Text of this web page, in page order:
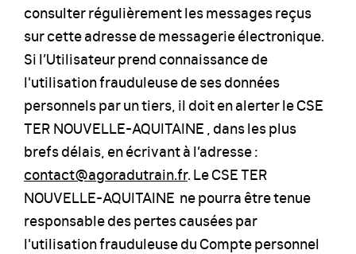
consulter régulièrement les messages reçus
sur cette adresse de messagerie électronique.
Si l’Utilisateur prend connaissance de
l'utilisation frauduleuse de ses données
personnels par un tiers, il doit en alerter le CSE
TER NOUVELLE-AQUITAINE , dans les plus
brefs délais, en écrivant à l’adresse :
contact@agoradutrain.fr. Le CSE TER
NOUVELLE-AQUITAINE ne pourra être tenue
responsable des pertes causées par
l'utilisation frauduleuse du Compte personnel